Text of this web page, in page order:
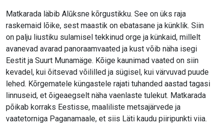
Matkarada läbib Alūksne kõrgustikku. See on üks raja
raskemaid lõike, sest maastik on ebatasane ja künklik. Siin
on palju liustiku sulamisel tekkinud orge ja künkaid, millelt
avanevad avarad panoraamvaated ja kust võib näha isegi
Eestit ja Suurt Munamäge. Kõige kaunimad vaated on siin
kevadel, kui õitsevad võililled ja sügisel, kui värvuvad puude
lehed. Kõrgematele küngastele rajati tuhanded aastad tagasi
linnuseid, et õigeaegselt näha vaenlaste tulekut. Matkarada
põikab korraks Eestisse, maaliliste metsajärvede ja
vaatetorniga Paganamaale, et siis Läti kaudu piiripunkti viia.